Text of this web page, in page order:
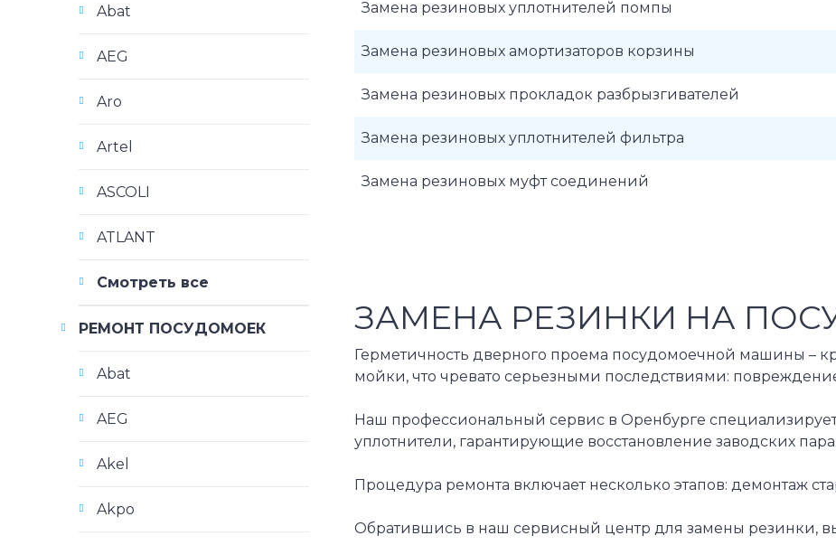
Замена резиновых уплотнителей помпы
Замена резиновых амортизаторов корзины
Замена резиновых прокладок разбрызгивателей
Замена резиновых уплотнителей фильтра
Замена резиновых муфт соединений
ЗАМЕНА РЕЗИНКИ НА
Герметичность дверного проема посудомоечной машины –
мойки, что чревато серьезными последствиями:
Наш профессиональный сервис в Оренбурге
уплотнители, гарантирующие восстановление заводских
Процедура ремонта включает несколько этапов: демонтаж
Обратившись в наш сервисный центр для замены резинки,
Abat
AEG
Aro
Artel
ASCOLI
ATLANT
Смотреть все
РЕМОНТ ПОСУДОМОЕК
Abat
AEG
Akel
Akpo